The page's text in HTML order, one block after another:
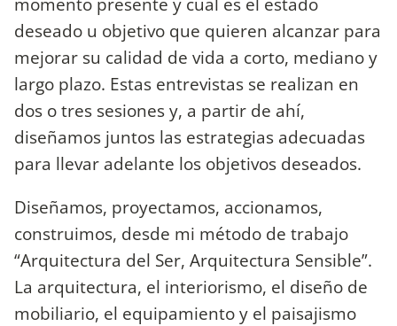
deseado u objetivo que quieren alcanzar para
mejorar su calidad de vida a corto, mediano y
largo plazo. Estas entrevistas se realizan en
dos o tres sesiones y, a partir de ahí,
diseñamos juntos las estrategias adecuadas
para llevar adelante los objetivos deseados.
Diseñamos, proyectamos, accionamos,
construimos, desde mi método de trabajo
“Arquitectura del Ser, Arquitectura Sensible”.
La arquitectura, el interiorismo, el diseño de
mobiliario, el equipamiento y el paisajismo